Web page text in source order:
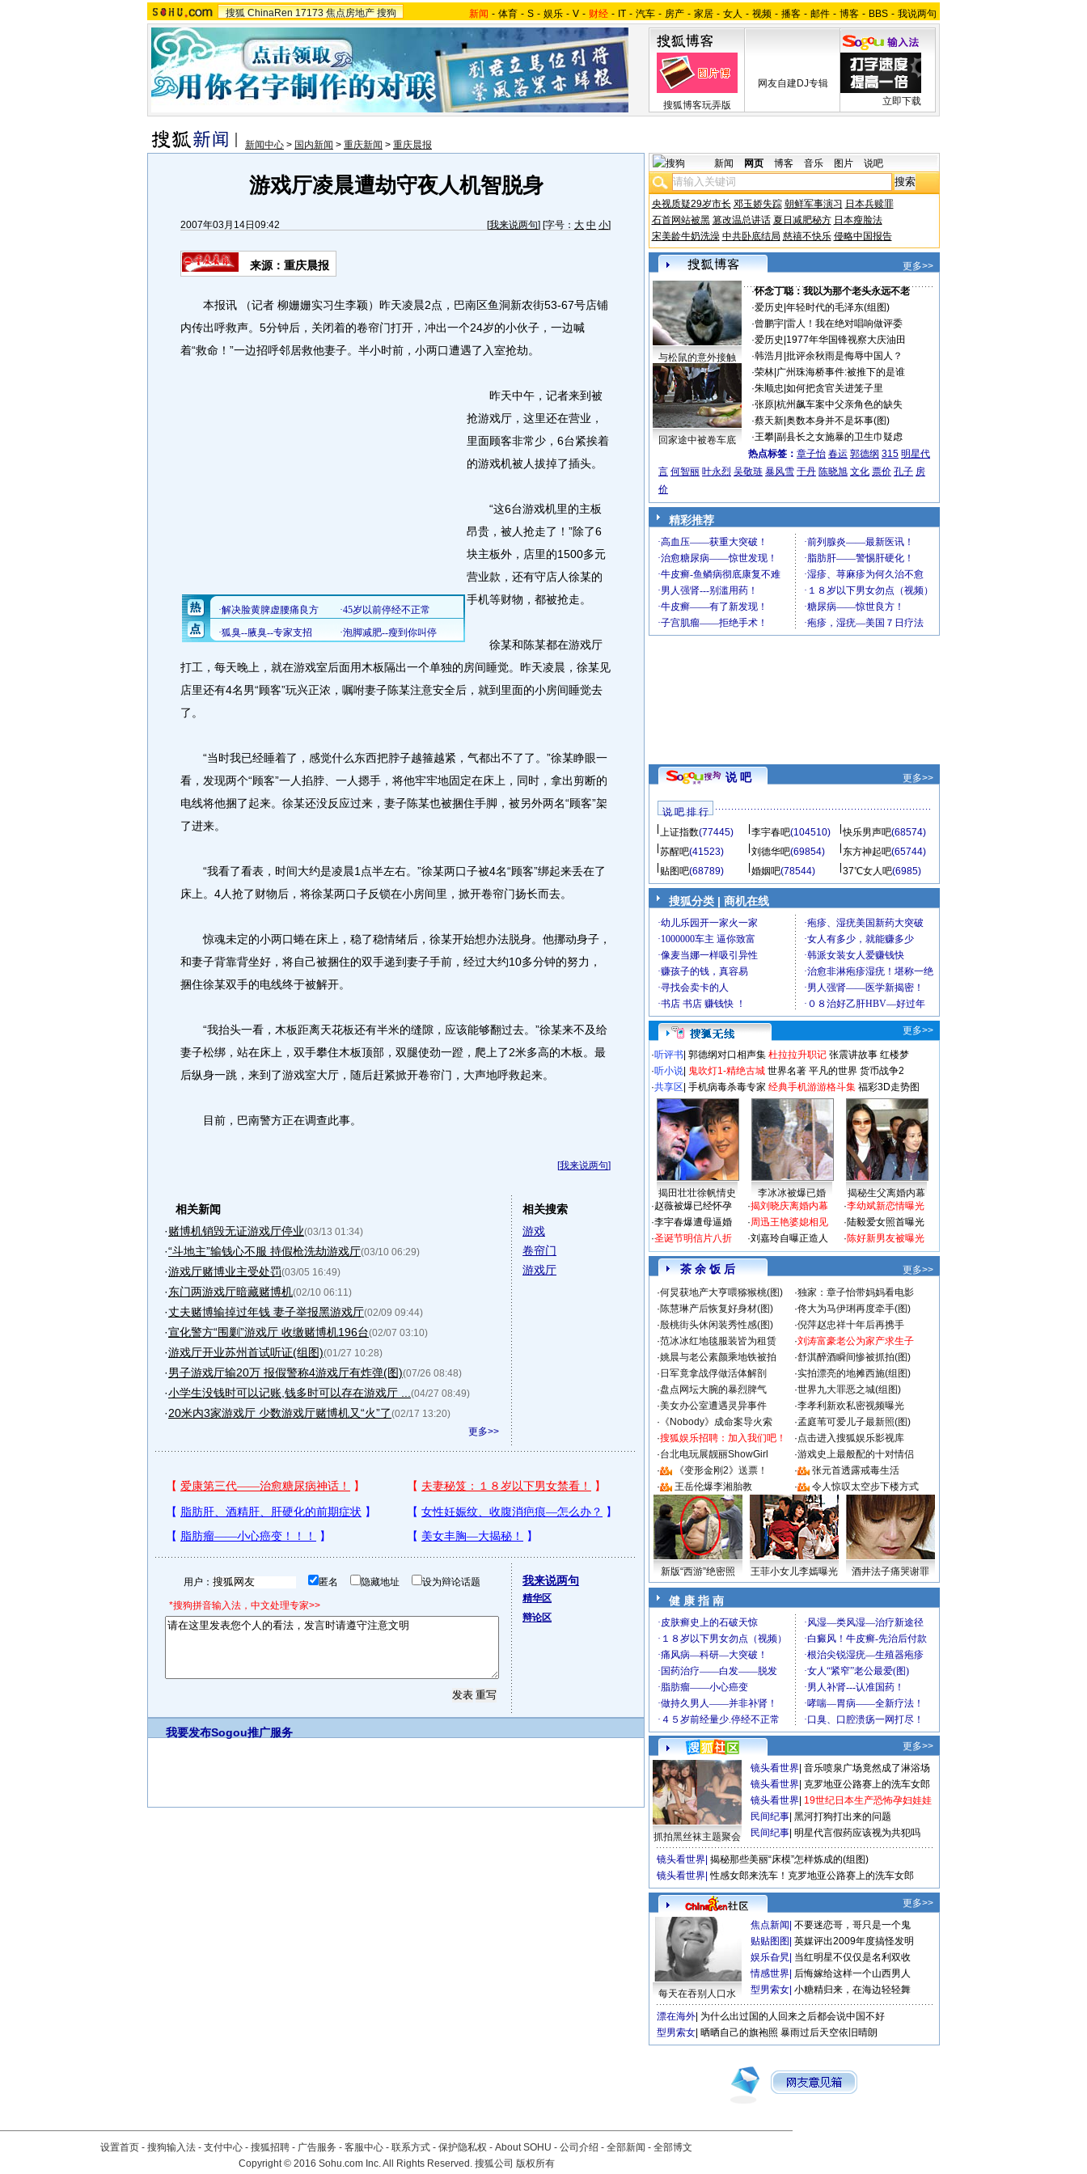
搜狐 ChinaRen 17173 焦点房地产 搜狗 新闻 - 体育 - S - 娱乐 - V - 财经 - IT - 汽车 - 房产 - 家居 - 女人 - 视频 - 播客 - 邮件 - 博客 - BBS - 我说两句
搜狐博客玩弄版
网友自建DJ专辑
立即下载
新闻中心 > 国内新闻 > 重庆新闻 > 重庆晨报
游戏厅凌晨遭劫守夜人机智脱身
2007年03月14日09:42 [我来说两句] [字号： 大 中 小]
来源：重庆晨报
本报讯 （记者 柳姗姗实习生李颖）昨天凌晨2点，巴南区鱼洞新农街53-67号店铺
内传出呼救声。5分钟后，关闭着的卷帘门打开，冲出一个24岁的小伙子，一边喊
着“救命！”一边招呼邻居救他妻子。半小时前，小两口遭遇了入室抢劫。
昨天中午，记者来到被
抢游戏厅，这里还在营业，
里面顾客非常少，6台紧挨着
的游戏机被人拔掉了插头。
“这6台游戏机里的主板
昂贵，被人抢走了！”除了6
块主板外，店里的1500多元
营业款，还有守店人徐某的
手机等财物，都被抢走。
徐某和陈某都在游戏厅
打工，每天晚上，就在游戏室后面用木板隔出一个单独的房间睡觉。昨天凌晨，徐某见
店里还有4名男“顾客”玩兴正浓，嘱咐妻子陈某注意安全后，就到里面的小房间睡觉去
了。
“当时我已经睡着了，感觉什么东西把脖子越箍越紧，气都出不了了。”徐某睁眼一
看，发现两个“顾客”一人掐脖、一人摁手，将他牢牢地固定在床上，同时，拿出剪断的
电线将他捆了起来。徐某还没反应过来，妻子陈某也被捆住手脚，被另外两名“顾客”架
了进来。
“我看了看表，时间大约是凌晨1点半左右。”徐某两口子被4名“顾客”绑起来丢在了
床上。4人抢了财物后，将徐某两口子反锁在小房间里，掀开卷帘门扬长而去。
惊魂未定的小两口蜷在床上，稳了稳情绪后，徐某开始想办法脱身。他挪动身子，
和妻子背靠背坐好，将自己被捆住的双手递到妻子手前，经过大约10多分钟的努力，
捆住徐某双手的电线终于被解开。
“我抬头一看，木板距离天花板还有半米的缝隙，应该能够翻过去。”徐某来不及给
妻子松绑，站在床上，双手攀住木板顶部，双腿使劲一蹬，爬上了2米多高的木板。最
后纵身一跳，来到了游戏室大厅，随后赶紧掀开卷帘门，大声地呼救起来。
目前，巴南警方正在调查此事。
[我来说两句]
相关新闻
·赌博机销毁无证游戏厅停业(03/13 01:34)
·“斗地主”输钱心不服 持假枪洗劫游戏厅(03/10 06:29)
·游戏厅赌博业主受处罚(03/05 16:49)
·东门两游戏厅暗藏赌博机(02/10 06:11)
·丈夫赌博输掉过年钱 妻子举报黑游戏厅(02/09 09:44)
·宣化警方“围剿”游戏厅 收缴赌博机196台(02/07 03:10)
·游戏厅开业苏州首试听证(组图)(01/27 10:28)
·男子游戏厅输20万 报假警称4游戏厅有炸弹(图)(07/26 08:48)
·小学生没钱时可以记账,钱多时可以存在游戏厅 ... (04/27 08:49)
·20米内3家游戏厅 少数游戏厅赌博机又“火”了(02/17 13:20)
更多>>
相关搜索
游戏
卷帘门
游戏厅
用户： 匿名 隐藏地址 设为辩论话题
*搜狗拼音输入法，中文处理专家>>
我来说两句
精华区
辩论区
我要发布Sogou推广服务
新闻 网页 博客 音乐 图片 说吧
央视质疑29岁市长 邓玉娇失踪 朝鲜军事演习 日本兵赎罪
石首网站被黑 篡改温总讲话 夏日减肥秘方 日本瘦脸法
宋美龄牛奶洗澡 中共卧底结局 慈禧不快乐 侵略中国报告
更多>>
与松鼠的意外接触
回家途中被卷车底
·怀念丁聪：我以为那个老头永远不老
·爱历史 年轻时代的毛泽东(组图)
·曾鹏宇| 雷人！我在绝对唱响做评委
·爱历史 1977年华国锋视察大庆油田
·韩浩月 批评余秋雨是侮辱中国人？
·荣林| 广州珠海桥事件:被推下的是谁
·朱顺忠 如何把贪官关进笼子里
·张原| 杭州飙车案中父亲角色的缺失
·蔡天新| 奥数本身并不是坏事(图)
·王攀| 副县长之女施暴的卫生巾疑虑
热点标签： 章子怡 春运 郭德纲 315 明星代
言 何智丽 叶永烈 吴敬琏 暴风雪 于丹 陈晓旭 文化 票价 孔子 房
价
精彩推荐
说 吧 更多>>
说 吧 排 行
上证指数(77445) 李宇春吧(104510) 快乐男声吧(68574)
苏醒吧(41523) 刘德华吧(69854) 东方神起吧(65744)
贴图吧(68789) 婚姻吧(78544) 37℃女人吧(6985)
搜狐分类 | 商机在线
更多>>
·听评书 郭德纲对口相声集 杜拉拉升职记 张震讲故事 红楼梦
·听小说 鬼吹灯1-精绝古城 世界名著 平凡的世界 货币战争2
·共享区 手机病毒杀毒专家 经典手机游游格斗集 福彩3D走势图
揭田壮壮徐帆情史 李冰冰被爆已婚
揭秘生父离婚内幕
·赵薇被爆已经怀孕
·李宇春爆遭母逼婚
·圣诞节明信片八折
·揭刘晓庆离婚内幕
·周迅王艳婆媳相见
·刘嘉玲自曝正造人
·李幼斌新恋情曝光
·陆毅爱女照首曝光
·陈好新男友被曝光
茶 余 饭 后
更多>>
·何炅获地产大亨喂猕猴桃(图) ·独家：章子怡带妈妈看电影
·陈慧琳产后恢复好身材(图) ·佟大为马伊琍再度牵手(图)
·殷桃街头休闲装秀性感(图) ·倪萍赵忠祥十年后再携手
·范冰冰红地毯服装皆为租赁 ·刘涛富豪老公为家产求生子
·姚晨与老公素颜乘地铁被拍 ·舒淇醉酒瞬间惨被抓拍(图)
· 日军竟拿战俘做活体解剖 ·实拍漂亮的地摊西施(组图)
·盘点网坛大腕的暴烈脾气 ·世界九大罪恶之城(组图)
·美女办公室遭遇灵异事件 ·李孝利新欢私密视频曝光
· 《Nobody》成命案导火索 ·孟庭苇可爱儿子最新照(图)
·搜狐娱乐招聘：加入我们吧！ ·点击进入搜狐娱乐影视库
·台北电玩展靓丽ShowGirl ·游戏史上最般配的十对情侣
·
《变形金刚2》送票！ ·
张元首透露戒毒生活
·
王岳伦爆李湘胎教 · 令人惊叹太空步下楼方式
新版“西游”绝密照 王菲小女儿李嫣曝光 酒井法子痛哭谢罪
健 康 指 南
更多>>
抓拍黑丝袜主题聚会
镜头看世界 音乐喷泉广场竟然成了淋浴场
镜头看世界 克罗地亚公路赛上的洗车女郎
镜头看世界 19世纪日本生产恐怖孕妇娃娃
民间纪事 黑河打狗打出来的问题
民间纪事 明星代言假药应该视为共犯吗
镜头看世界 揭秘那些美丽“床模”怎样炼成的(组图)
镜头看世界 性感女郎来洗车！克罗地亚公路赛上的洗车女郎
更多>>
每天在吞别人口水
焦点新闻 不要迷恋哥，哥只是一个鬼
贴贴图图 英媒评出2009年度搞怪发明
娱乐旮旯 当红明星不仅仅是名利双收
情感世界 后悔嫁给这样一个山西男人
型男索女 小糖精归来，在海边轻轻舞
漂在海外 为什么出过国的人回来之后都会说中国不好
型男索女 晒晒自己的旗袍照 暴雨过后天空依旧晴朗
设置首页 - 搜狗输入法 - 支付中心 - 搜狐招聘 - 广告服务 - 客服中心 - 联系方式 - 保护隐私权 - About SOHU - 公司介绍 - 全部新闻 - 全部博文
Copyright©2016 Sohu.com Inc. All Rights Reserved. 搜狐公司 版权所有